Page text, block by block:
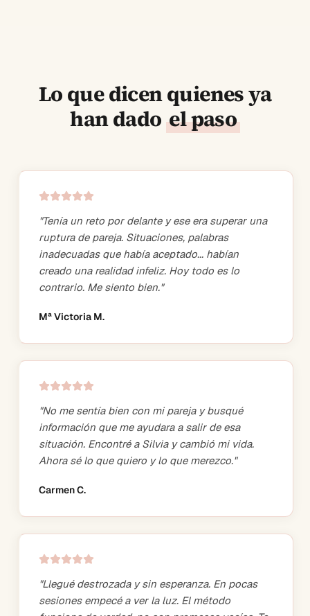
Lo que dicen quienes ya
han dado el paso
"Tenía un reto por delante y ese era superar una
ruptura de pareja. Situaciones, palabras
inadecuadas que había aceptado... habían
creado una realidad infeliz. Hoy todo es lo
contrario. Me siento bien."
Mª Victoria M.
"No me sentía bien con mi pareja y busqué
información que me ayudara a salir de esa
situación. Encontré a Silvia y cambió mi vida.
Ahora sé lo que quiero y lo que merezco."
Carmen C.
"Llegué destrozada y sin esperanza. En pocas
sesiones empecé a ver la luz. El método